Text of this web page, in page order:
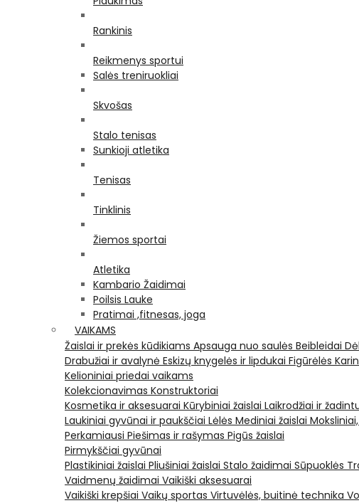
Rankinis
Reikmenys sportui
Salės treniruokliai
Skvošas
Stalo tenisas
Sunkioji atletika
Tenisas
Tinklinis
Žiemos sportai
Atletika
Kambario Žaidimai
Poilsis Lauke
Pratimai ,fitnesas, joga
VAIKAMS
Žaislai ir prekės kūdikiams Apsauga nuo saulės Beibleidai
Drabužiai ir avalynė Eskizų knygelės ir lipdukai Figūrėlės
Kelioniniai priedai vaikams
Kolekcionavimas Konstruktoriai
Kosmetika ir aksesuarai Kūrybiniai žaislai Laikrodžiai ir
Laukiniai gyvūnai ir paukščiai Lėlės Mediniai žaislai
Perkamiausi Piešimas ir rašymas Pigūs žaislai
Pirmykščiai gyvūnai
Plastikiniai žaislai Pliušiniai žaislai Stalo žaidimai Sūpuoklės
Vaidmenų žaidimai Vaikiški aksesuarai
Vaikiški krepšiai Vaikų sportas Virtuvėlės, buitinė technika